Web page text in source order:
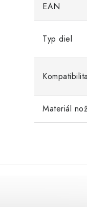
EAN
Typ diel
Kompatibilita
Materiál